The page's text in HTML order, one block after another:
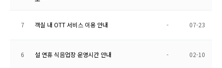
7 객실 내 OTT 서비스 이용 안내 - 07-23
6 설 연휴 식음업장 운영시간 안내 - 02-10